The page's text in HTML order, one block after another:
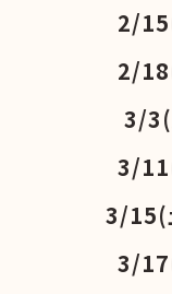
2/
2/
3/
3/
3/
3/